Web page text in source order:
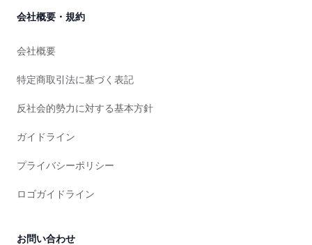
会社概要・規約
会社概要
特定商取引法に基づく表記
反社会的勢力に対する基本方針
ガイドライン
プライバシーポリシー
ロゴガイドライン
お問い合わせ